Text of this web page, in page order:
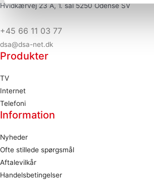
Hvidkærvej 23 A, 1. sal 5250 Odense SV
+45 66 11 03 77
dsa@dsa-net.dk
Produkter
TV
Internet
Telefoni
Information
Nyheder
Ofte stillede spørgsmål
Aftalevilkår
Handelsbetingelser